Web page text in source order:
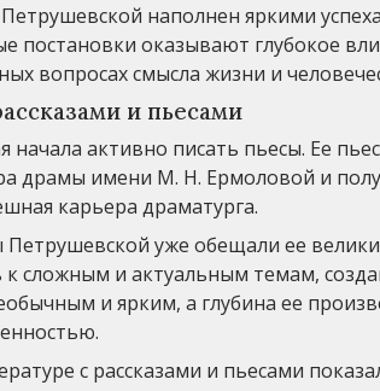
наполнен яркими
постановки оказывают глубокое
вопросах смысла жизни и
и пьесами
начала активно писать пьесы. Ее
драмы имени М. Н. Ермоловой и
карьера драматурга.
уже обещали ее
сложным и актуальным темам,
и ярким, а глубина ее
с рассказами и пьесами